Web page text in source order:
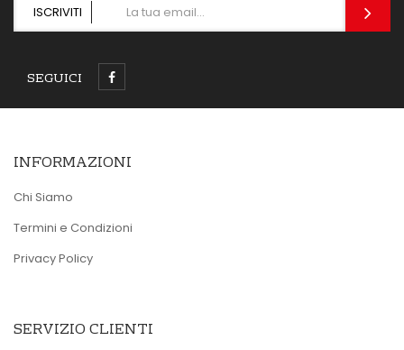
ISCRIVITI
SEGUICI
INFORMAZIONI
Chi Siamo
Termini e Condizioni
Privacy Policy
SERVIZIO CLIENTI